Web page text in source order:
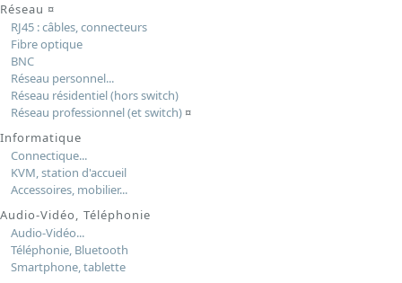
Réseau ¤
RJ45 : câbles, connecteurs
Fibre optique
BNC
Réseau personnel...
Réseau résidentiel (hors switch)
Réseau professionnel (et switch)¤
Informatique
Connectique...
KVM, station d'accueil
Accessoires, mobilier...
Audio-Vidéo, Téléphonie
Audio-Vidéo...
Téléphonie, Bluetooth
Smartphone, tablette